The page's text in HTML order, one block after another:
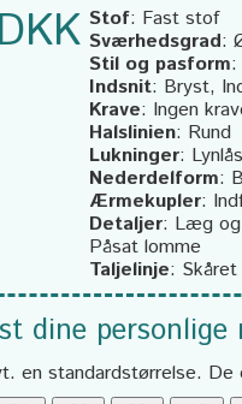
Stof: Fast stof
Sværhedsgrad:
Stil og pasform
Indsnit: Bryst,
Krave: Ingen
Halslinien: Rund
Lukninger:
Nederdelform:
Ærmekupler:
Detaljer: Læg og
Påsat lomme
Taljelinje: Skåret
dine
en standardstørrelse.